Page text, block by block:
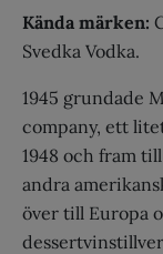
Kända märken:
Svedka Vodka.
1945 grundade
company, ett
1948 och fram
andra
över till Europa